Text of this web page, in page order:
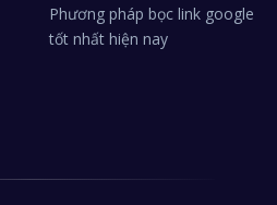
Phương pháp bọc link google
tốt nhất hiện nay